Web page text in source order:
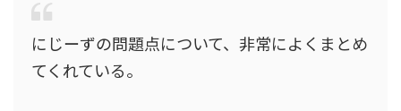
にじーずの問題点について、非常によくまとめ
てくれている。